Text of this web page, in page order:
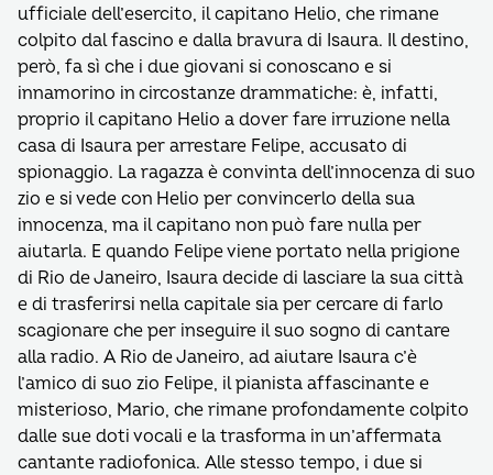
ufficiale dell’esercito, il capitano Helio, che rimane
colpito dal fascino e dalla bravura di Isaura. Il destino,
però, fa sì che i due giovani si conoscano e si
innamorino in circostanze drammatiche: è, infatti,
proprio il capitano Helio a dover fare irruzione nella
casa di Isaura per arrestare Felipe, accusato di
spionaggio. La ragazza è convinta dell’innocenza di suo
zio e si vede con Helio per convincerlo della sua
innocenza, ma il capitano non può fare nulla per
aiutarla. E quando Felipe viene portato nella prigione
di Rio de Janeiro, Isaura decide di lasciare la sua città
e di trasferirsi nella capitale sia per cercare di farlo
scagionare che per inseguire il suo sogno di cantare
alla radio. A Rio de Janeiro, ad aiutare Isaura c’è
l’amico di suo zio Felipe, il pianista affascinante e
misterioso, Mario, che rimane profondamente colpito
dalle sue doti vocali e la trasforma in un’affermata
cantante radiofonica. Alle stesso tempo, i due si